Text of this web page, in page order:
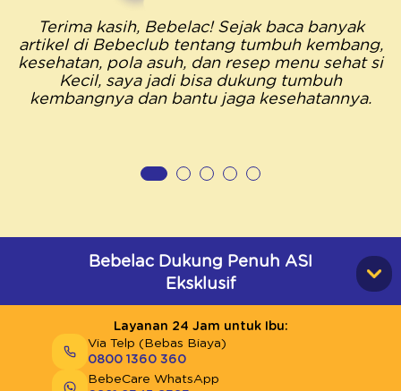
Terima kasih, Bebelac! Sejak baca banyak
artikel di Bebeclub tentang tumbuh kembang,
kesehatan, pola asuh, dan resep menu sehat si
Kecil, saya jadi bisa dukung tumbuh
kembangnya dan bantu jaga kesehatannya.
Bebelac Dukung Penuh ASI
Eksklusif
Layanan 24 Jam untuk Ibu:
Via Telp (Bebas Biaya)
0800 1360 360
BebeCare WhatsApp